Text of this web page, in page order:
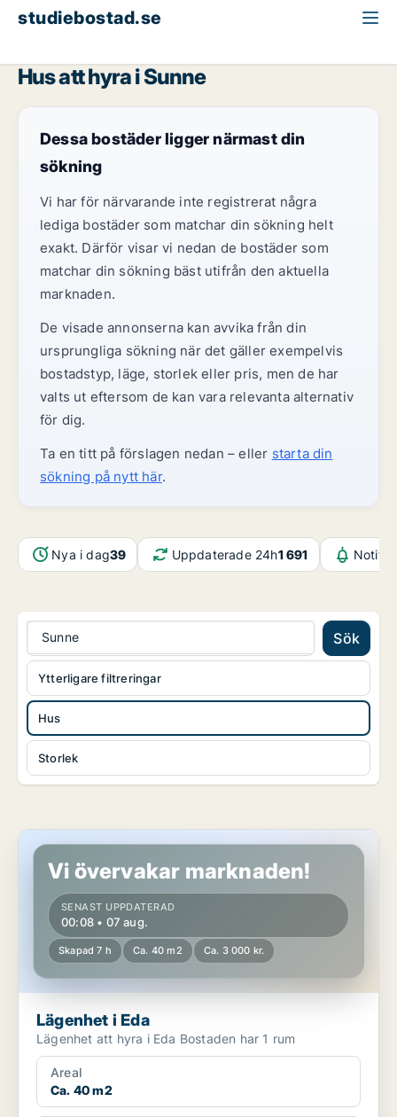
studiebostad.se
Hus att hyra i Sunne
Dessa bostäder ligger närmast din
sökning
Vi har för närvarande inte registrerat några
lediga bostäder som matchar din sökning helt
exakt. Därför visar vi nedan de bostäder som
matchar din sökning bäst utifrån den aktuella
marknaden.
De visade annonserna kan avvika från din
ursprungliga sökning när det gäller exempelvis
bostadstyp, läge, storlek eller pris, men de har
valts ut eftersom de kan vara relevanta alternativ
för dig.
Ta en titt på förslagen nedan – eller starta din
sökning på nytt här.
Nya i dag39 Uppdaterade 24h1 691
Sunne Sök
Hus
Storlek
Ytterligare filtreringar
Lägenhet i Eda
Vi övervakar marknaden!
SENAST UPPDATERAD
00:08 • 07 aug.
Skapad 7 h Ca. 40 m2 Ca. 3 000 kr.
Lägenhet i Eda
Lägenhet att hyra i Eda Bostaden har 1 rum
Areal
Ca. 40 m2